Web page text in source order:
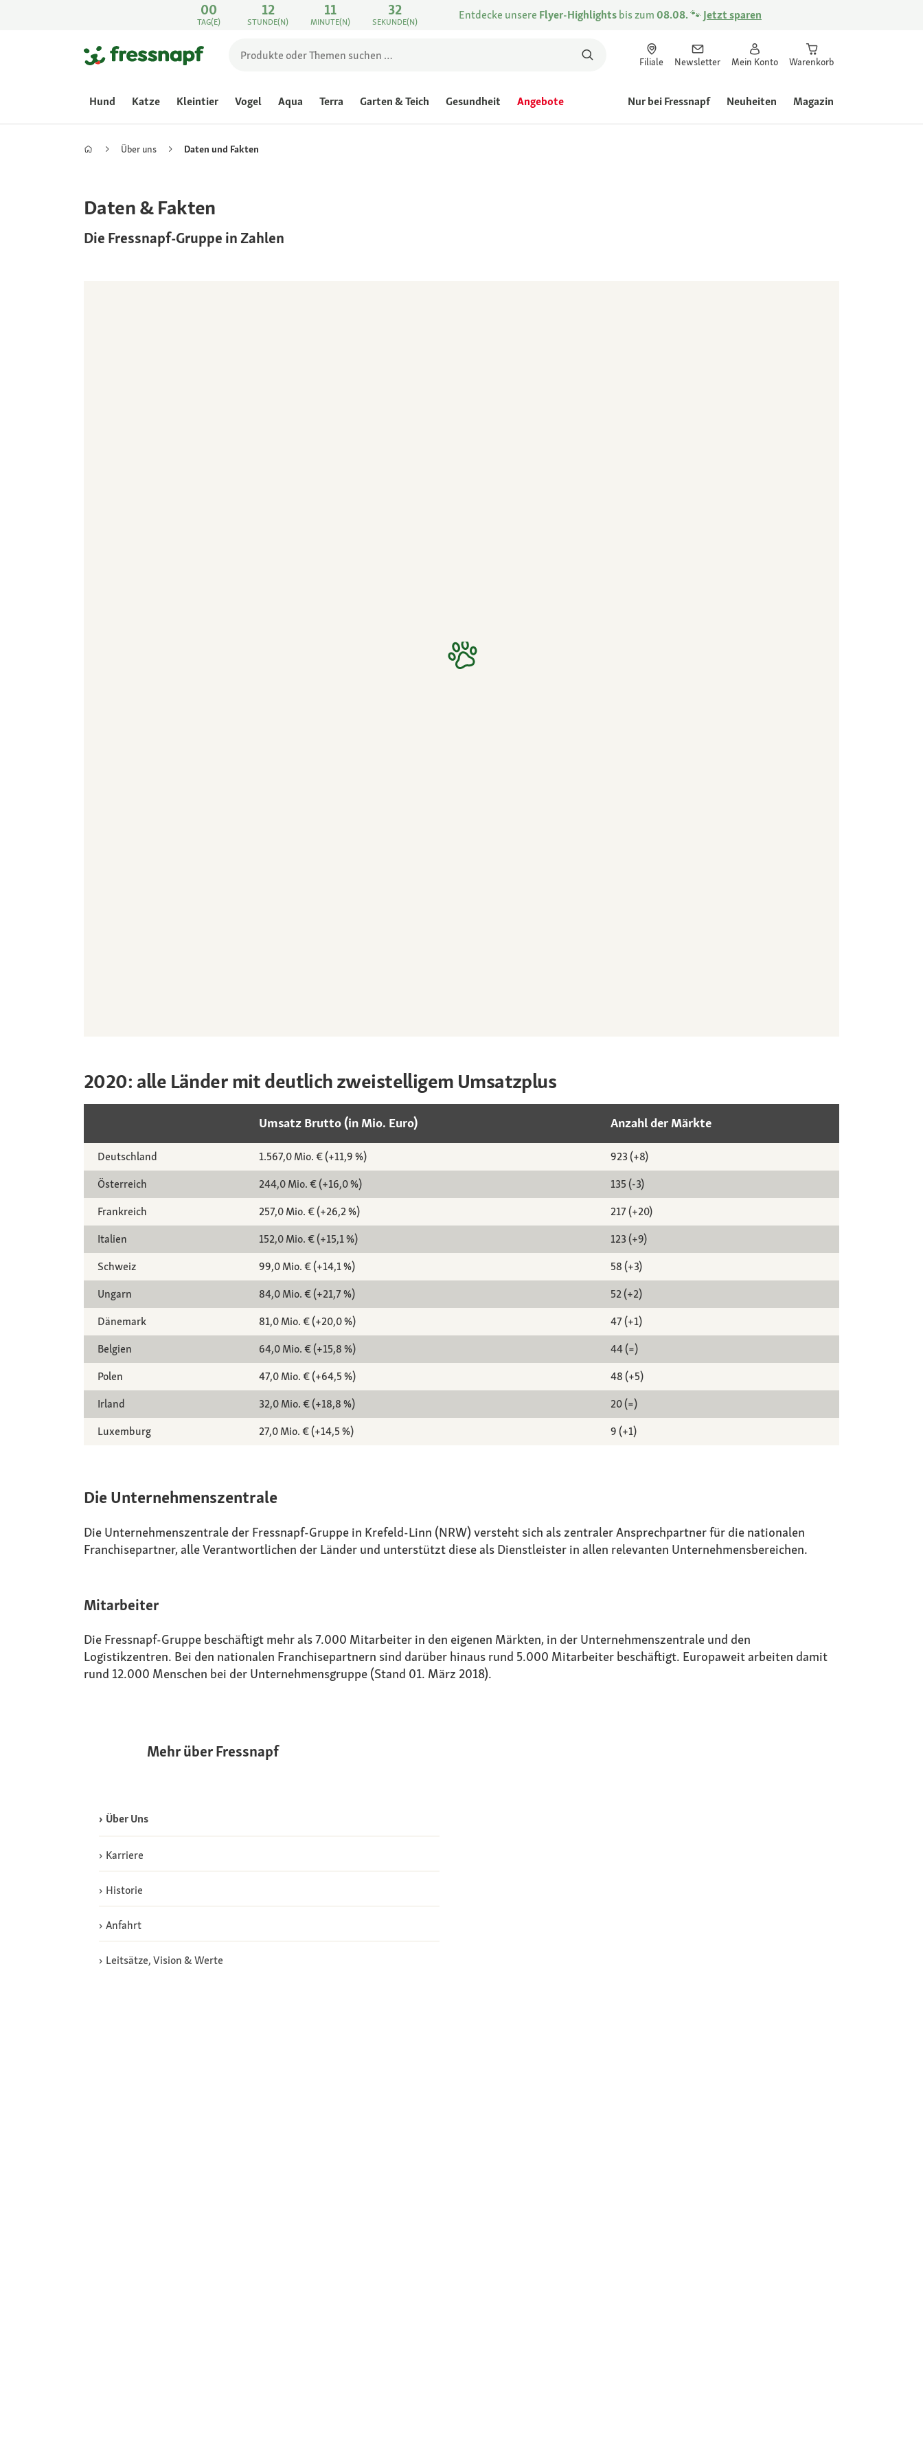
00
TAG(E)
12
STUNDE(N)
11
MINUTE(N)
32
SEKUNDE(N) Entdecke unsere Flyer-Highlightsbis zum08.08.🐾 Jetzt sparen
Filiale Newsletter Mein Konto Warenkorb
Hund Katze Kleintier Vogel Aqua Terra Garten & Teich Gesundheit Angebote Nur bei Fressnapf Neuheiten Magazin
Über uns Daten und Fakten
Daten & Fakten
Die Fressnapf-Gruppe in Zahlen
2020: alle Länder mit deutlich zweistelligem Umsatzplus
Umsatz Brutto (in Mio. Euro) Anzahl der Märkte
Deutschland 1.567,0 Mio. € (+11,9 %)
923 (+8)
Österreich
244,0 Mio. € (+16,0 %)
135 (-3)
Frankreich
257,0 Mio. € (+26,2 %)
217 (+20)
Italien
152,0 Mio. € (+15,1 %)
123 (+9)
Schweiz
99,0 Mio. € (+14,1 %)
58 (+3)
Ungarn
84,0 Mio. € (+21,7 %)
52 (+2)
Dänemark
81,0 Mio. € (+20,0 %)
47 (+1)
Belgien
64,0 Mio. € (+15,8 %)
44 (=)
Polen
47,0 Mio. € (+64,5 %)
48 (+5)
Irland
32,0 Mio. € (+18,8 %)
20 (=)
Luxemburg
27,0 Mio. € (+14,5 %) 9 (+1)
Die Unternehmenszentrale
Die Unternehmenszentrale der Fressnapf-Gruppe in Krefeld-Linn (NRW) versteht sich als zentraler Ansprechpartner für die nationalen
Franchisepartner, alle Verantwortlichen der Länder und unterstützt diese als Dienstleister in allen relevanten Unternehmensbereichen.
Mitarbeiter
Die Fressnapf-Gruppe beschäftigt mehr als 7.000 Mitarbeiter in den eigenen Märkten, in der Unternehmenszentrale und den
Logistikzentren. Bei den nationalen Franchisepartnern sind darüber hinaus rund 5.000 Mitarbeiter beschäftigt. Europaweit arbeiten damit
rund 12.000 Menschen bei der Unternehmensgruppe (Stand 01. März 2018).
Mehr über Fressnapf
Über Uns
Karriere
Historie
Anfahrt
Leitsätze, Vision & Werte